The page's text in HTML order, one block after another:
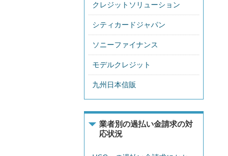
クレジットソリューション
シティカードジャパン
ソニーファイナンス
モデルクレジット
九州日本信販
業者別の過払い金請求の対
応状況